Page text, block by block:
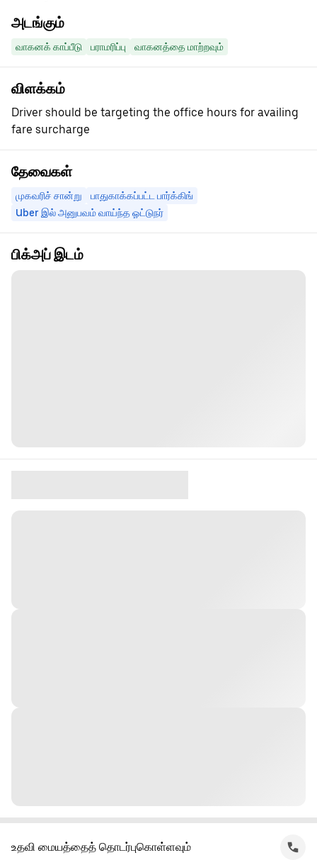
அடங்கும்
வாகனக் காப்பீடு பராமரிப்பு வாகனத்தை மாற்றவும்
விளக்கம்
Driver should be targeting the office hours for availing
fare surcharge
தேவைகள்
முகவரிச் சான்று
பாதுகாக்கப்பட்ட பார்க்கிங்
Uber இல் அனுபவம் வாய்ந்த ஓட்டுநர்
பிக்அப் இடம்
உதவி மையத்தைத் தொடர்புகொள்ளவும்